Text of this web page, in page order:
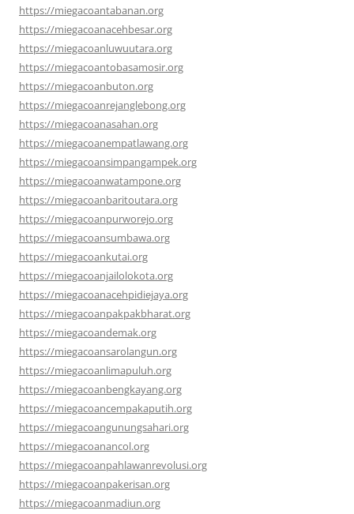
https://miegacoantabanan.org
https://miegacoanacehbesar.org
https://miegacoanluwuutara.org
https://miegacoantobasamosir.org
https://miegacoanbuton.org
https://miegacoanrejanglebong.org
https://miegacoanasahan.org
https://miegacoanempatlawang.org
https://miegacoansimpangampek.org
https://miegacoanwatampone.org
https://miegacoanbaritoutara.org
https://miegacoanpurworejo.org
https://miegacoansumbawa.org
https://miegacoankutai.org
https://miegacoanjailolokota.org
https://miegacoanacehpidiejaya.org
https://miegacoanpakpakbharat.org
https://miegacoandemak.org
https://miegacoansarolangun.org
https://miegacoanlimapuluh.org
https://miegacoanbengkayang.org
https://miegacoancempakaputih.org
https://miegacoangunungsahari.org
https://miegacoanancol.org
https://miegacoanpahlawanrevolusi.org
https://miegacoanpakerisan.org
https://miegacoanmadiun.org